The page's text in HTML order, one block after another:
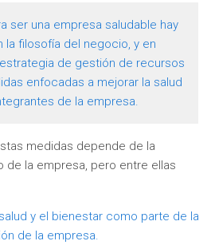
ser una empresa saludable hay
la filosofía del negocio, y en
de gestión de recursos
enfocadas a mejorar la salud
de la empresa.
medidas depende de la
de la empresa, pero entre ellas
y el bienestar como parte de la
de la empresa.